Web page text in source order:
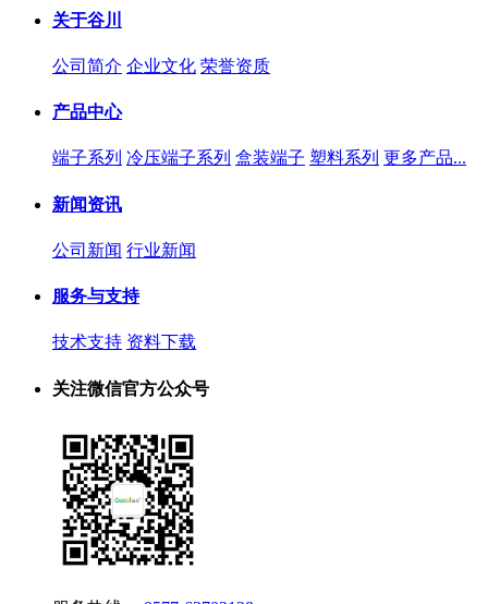
关于谷川
公司简介 企业文化 荣誉资质
产品中心
端子系列 冷压端子系列 盒装端子 塑料系列 更多产品...
新闻资讯
公司新闻 行业新闻
服务与支持
技术支持 资料下载
关注微信官方公众号